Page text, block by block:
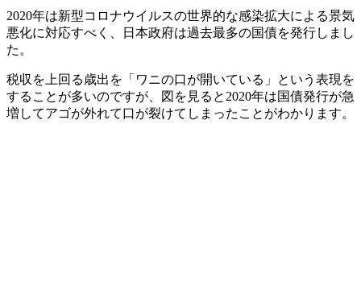
2020年は新型コロナウイルスの世界的な感染拡大による景気
悪化に対応すべく、日本政府は過去最多の国債を発行しまし
た。
税収を上回る歳出を「 ワニの口が開いている 」という表現を
することが多いのですが、図を見ると2020年は国債発行が急
増してアゴが外れて口が裂けてしまったことがわかります。